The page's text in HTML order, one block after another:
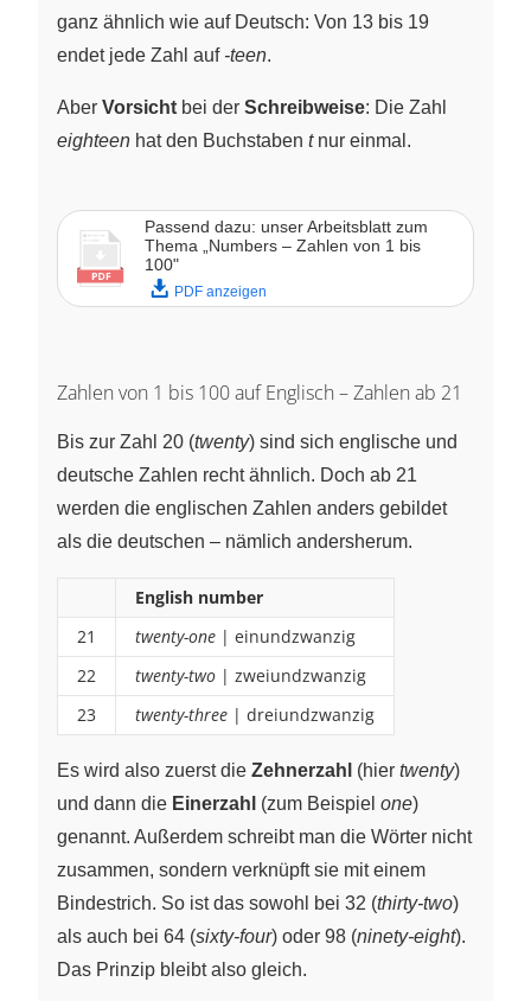
ganz ähnlich wie auf Deutsch: Von 13 bis 19
endet jede Zahl auf -teen.
Aber Vorsicht bei der Schreibweise: Die Zahl
eighteen hat den Buchstaben tnur einmal.
Passend dazu: unser Arbeitsblatt zum
Thema „Numbers – Zahlen von 1 bis
100"
PDF anzeigen
Zahlen von 1 bis 100 auf Englisch – Zahlen ab 21
Bis zur Zahl 20 (twenty) sind sich englische und
deutsche Zahlen recht ähnlich. Doch ab 21
werden die englischen Zahlen anders gebildet
als die deutschen – nämlich andersherum.
English number
21
twenty-one | einundzwanzig
22
twenty-two | zweiundzwanzig
23
twenty-three | dreiundzwanzig
Es wird also zuerst die Zehnerzahl (hier twenty)
und dann die Einerzahl (zum Beispiel one)
genannt. Außerdem schreibt man die Wörter nicht
zusammen, sondern verknüpft sie mit einem
Bindestrich. So ist das sowohl bei 32 (thirty-two)
als auch bei 64 (sixty-four) oder 98 (ninety-eight).
Das Prinzip bleibt also gleich.